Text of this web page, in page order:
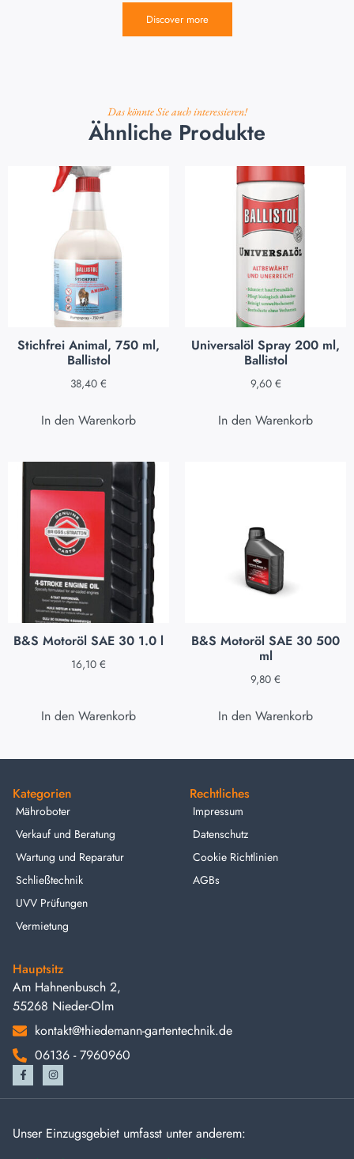
Discover more
Das könnte Sie auch interessieren!
Ähnliche Produkte
Stichfrei Animal, 750 ml,
Ballistol
38,40 €
In den Warenkorb
Universalöl Spray 200 ml,
Ballistol
9,60 €
In den Warenkorb
B&S Motoröl SAE 30 1.0 l
16,10 €
In den Warenkorb
B&S Motoröl SAE 30 500
ml
9,80 €
In den Warenkorb
Kategorien
Mähroboter
Verkauf und Beratung
Wartung und Reparatur
Schließtechnik
UVV Prüfungen
Vermietung
Rechtliches
Impressum
Datenschutz
Cookie Richtlinien
AGBs
Hauptsitz
Am Hahnenbusch 2,
55268 Nieder-Olm
kontakt@thiedemann-gartentechnik.de
06136 - 7960960
Unser Einzugsgebiet umfasst unter anderem: